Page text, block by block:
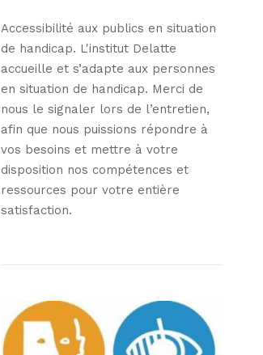
Accessibilité aux publics en situation
de handicap. L'institut Delatte
accueille et s’adapte aux personnes
en situation de handicap. Merci de
nous le signaler lors de l’entretien,
afin que nous puissions répondre à
vos besoins et mettre à votre
disposition nos compétences et
ressources pour votre entière
satisfaction.